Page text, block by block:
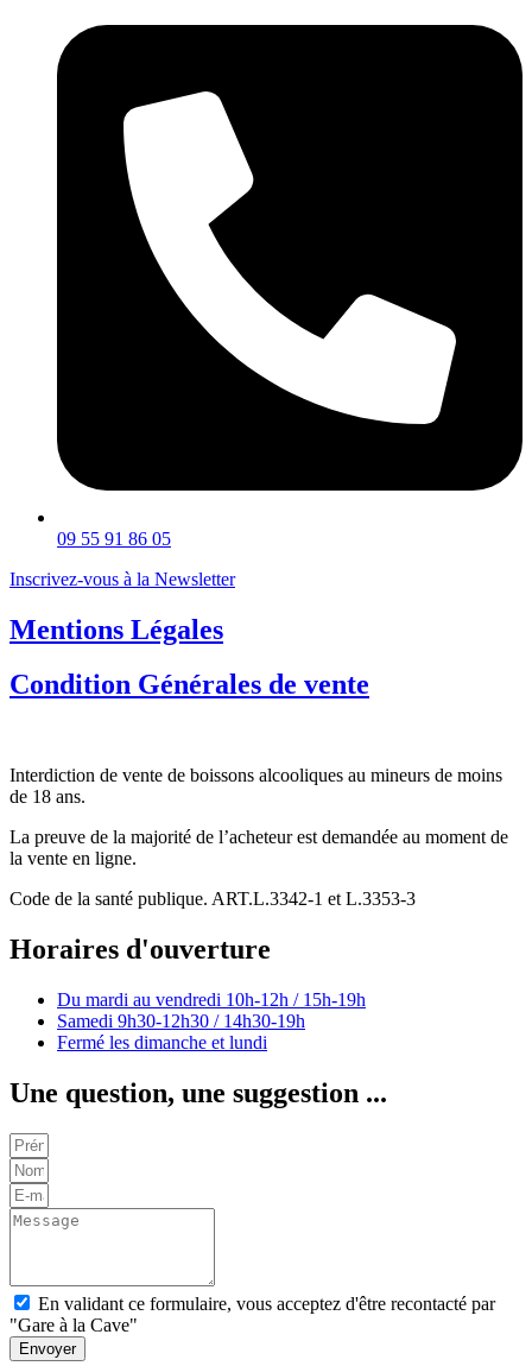
09 55 91 86 05
Inscrivez-vous à la Newsletter
Mentions Légales
Condition Générales de vente
Interdiction de vente de boissons alcooliques au mineurs de moins
de 18 ans.
La preuve de la majorité de l’acheteur est demandée au moment de
la vente en ligne.
Code de la santé publique. ART.L.3342-1 et L.3353-3
Horaires d'ouverture
Du mardi au vendredi 10h-12h / 15h-19h
Samedi 9h30-12h30 / 14h30-19h
Fermé les dimanche et lundi
Une question, une suggestion ...
En validant ce formulaire, vous acceptez d'être recontacté par
"Gare à la Cave"
Envoyer